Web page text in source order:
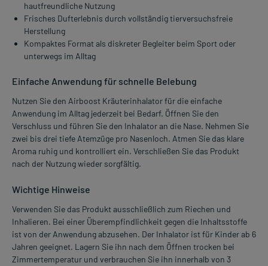
hautfreundliche Nutzung
Frisches Dufterlebnis durch vollständig tierversuchsfreie
Herstellung
Kompaktes Format als diskreter Begleiter beim Sport oder
unterwegs im Alltag
Einfache Anwendung für schnelle Belebung
Nutzen Sie den Airboost Kräuterinhalator für die einfache
Anwendung im Alltag jederzeit bei Bedarf. Öffnen Sie den
Verschluss und führen Sie den Inhalator an die Nase. Nehmen Sie
zwei bis drei tiefe Atemzüge pro Nasenloch. Atmen Sie das klare
Aroma ruhig und kontrolliert ein. Verschließen Sie das Produkt
nach der Nutzung wieder sorgfältig.
Wichtige Hinweise
Verwenden Sie das Produkt ausschließlich zum Riechen und
Inhalieren. Bei einer Überempfindlichkeit gegen die Inhaltsstoffe
ist von der Anwendung abzusehen. Der Inhalator ist für Kinder ab 6
Jahren geeignet. Lagern Sie ihn nach dem Öffnen trocken bei
Zimmertemperatur und verbrauchen Sie ihn innerhalb von 3